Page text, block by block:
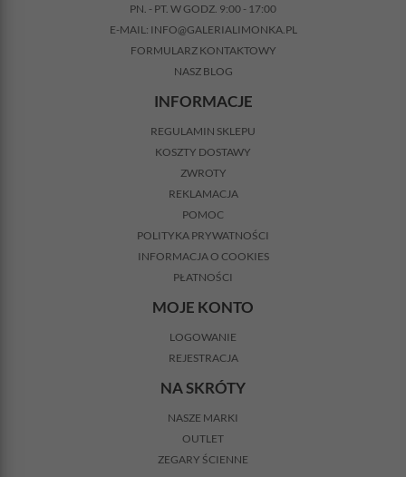
PN. - PT. W GODZ. 9:00 - 17:00
E-MAIL: INFO@GALERIALIMONKA.PL
FORMULARZ KONTAKTOWY
NASZ BLOG
INFORMACJE
REGULAMIN SKLEPU
KOSZTY DOSTAWY
ZWROTY
REKLAMACJA
POMOC
POLITYKA PRYWATNOŚCI
INFORMACJA O COOKIES
PŁATNOŚCI
MOJE KONTO
LOGOWANIE
REJESTRACJA
NA SKRÓTY
NASZE MARKI
OUTLET
ZEGARY ŚCIENNE